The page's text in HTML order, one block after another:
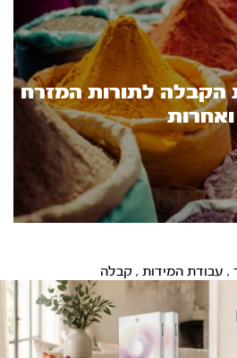
הקבלה לתורות המזרח
ואחרות
, עבודת המידות , קבלה